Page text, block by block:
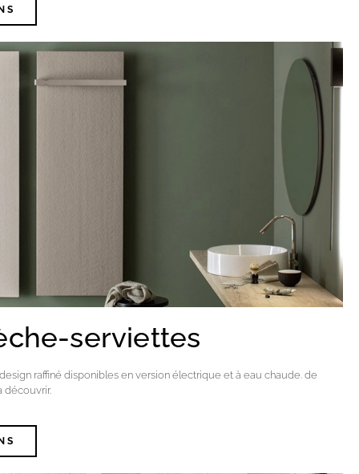
serviettes
raffiné disponibles en version électrique et à eau chaude. de
découvrir.